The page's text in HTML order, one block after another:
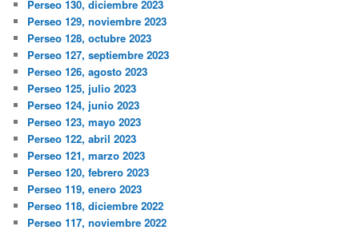
Perseo 130, diciembre 2023
Perseo 129, noviembre 2023
Perseo 128, octubre 2023
Perseo 127, septiembre 2023
Perseo 126, agosto 2023
Perseo 125, julio 2023
Perseo 124, junio 2023
Perseo 123, mayo 2023
Perseo 122, abril 2023
Perseo 121, marzo 2023
Perseo 120, febrero 2023
Perseo 119, enero 2023
Perseo 118, diciembre 2022
Perseo 117, noviembre 2022